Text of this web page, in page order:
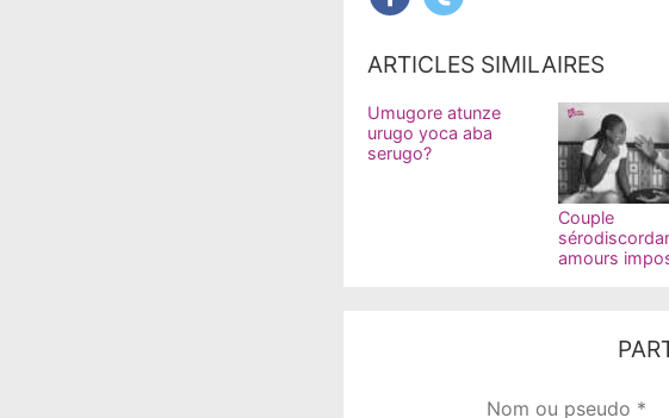
ARTICLES SIMILAIRES
Umugore atunze
urugo yoca aba
serugo?
Couple
amours
Votre